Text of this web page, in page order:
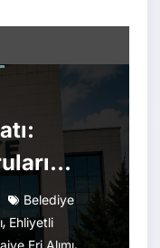
Belediye
,Ehliyetli
Eri Alımı